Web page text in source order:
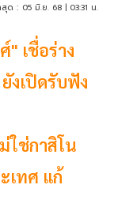
ด : 05 มิ.ย. 68 | 03:31 น.
เชื่อร่าง
งเปิดรับฟัง
ใช่กาสิโน
เทศ แก้